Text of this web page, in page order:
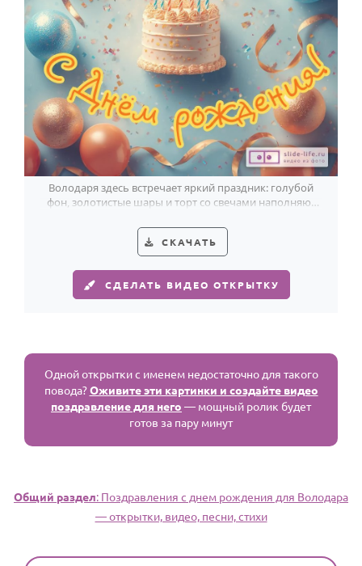
Володаря здесь встречает яркий праздник: голубой
фон, золотистые шары и торт со свечами наполняют
СКАЧАТЬ
СДЕЛАТЬ ВИДЕО ОТКРЫТКУ
Одной открытки с именем недостаточно для такого
повода?Оживите эти картинки и создайте видео
поздравление для него — мощный ролик будет
готов за пару минут
Общий раздел: Поздравления с днем рождения для Володара
— открытки, видео, песни, стихи